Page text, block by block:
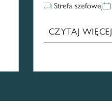
Strefa szefowej
CZYTAJ WIĘCEJ